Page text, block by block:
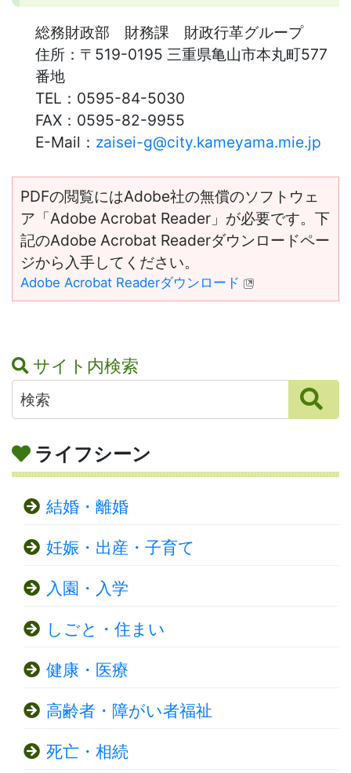
総務財政部 財務課 財政行革グループ
住所： 〒519-0195 三重県亀山市本丸町577
番地
TEL： 0595-84-5030
FAX： 0595-82-9955
E-Mail： zaisei-g@city.kameyama.mie.jp
PDFの閲覧にはAdobe社の無償のソフトウェ
ア「Adobe Acrobat Reader」が必要です。下
記のAdobe Acrobat Readerダウンロードペー
ジから入手してください。
Adobe Acrobat Readerダウンロード
サイト内検索
ライフシーン
結婚・離婚
妊娠・出産・子育て
入園・入学
しごと・住まい
健康・医療
高齢者・障がい者福祉
死亡・相続